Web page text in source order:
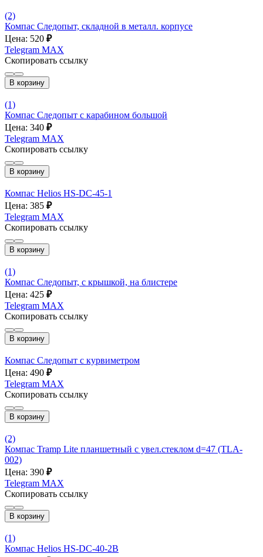
(2)
Компас Следопыт, складной в металл. корпусе
Цена: 520 ₽
Telegram MAX
Скопировать ссылку
В корзину
(1)
Компас Следопыт с карабином большой
Цена: 340 ₽
Telegram MAX
Скопировать ссылку
В корзину
Компас Helios HS-DC-45-1
Цена: 385 ₽
Telegram MAX
Скопировать ссылку
В корзину
(1)
Компас Следопыт, с крышкой, на блистере
Цена: 425 ₽
Telegram MAX
Скопировать ссылку
В корзину
Компас Следопыт с курвиметром
Цена: 490 ₽
Telegram MAX
Скопировать ссылку
В корзину
(2)
Компас Tramp Lite планшетный с увел.стеклом d=47 (TLA-
002)
Цена: 390 ₽
Telegram MAX
Скопировать ссылку
В корзину
(1)
Компас Helios HS-DC-40-2B